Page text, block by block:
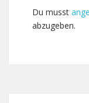
Du musst
abzugeben.